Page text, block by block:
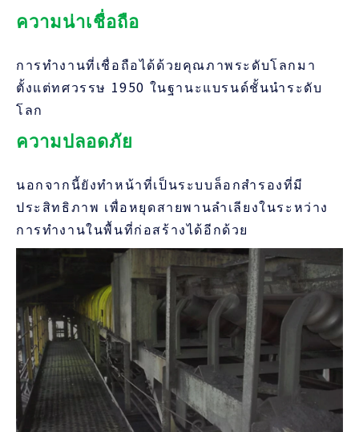
ความน่าเชื่อถือ
การทำงานที่เชื่อถือได้ด้วยคุณภาพระดับโลกมา
ตั้งแต่ทศวรรษ 1950 ในฐานะแบรนด์ชั้นนำระดับ
โลก
ความปลอดภัย
นอกจากนี้ยังทำหน้าที่เป็นระบบล็อกสำรองที่มี
ประสิทธิภาพ เพื่อหยุดสายพานลำเลียงในระหว่าง
การทำงานในพื้นที่ก่อสร้างได้อีกด้วย